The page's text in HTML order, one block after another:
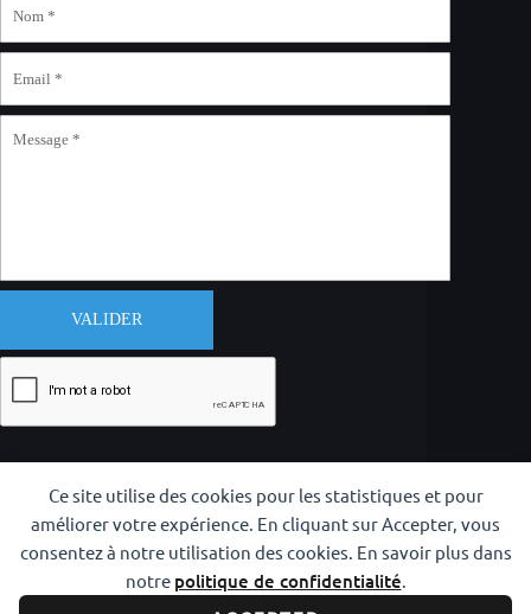
Ce site utilise des cookies pour les statistiques et pour
améliorer votre expérience. En cliquant sur Accepter, vous
consentez à notre utilisation des cookies. En savoir plus dans
notre politique de confidentialité.
VALIDER
Copyright © 2026 CODAM Iaido